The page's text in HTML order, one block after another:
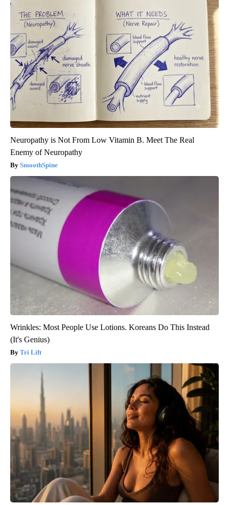
Neuropathy is Not From Low Vitamin B. Meet The Real
Enemy of Neuropathy
SmoothSpine
Wrinkles: Most People Use Lotions. Koreans Do This Instead
(It's Genius)
Tri Lift